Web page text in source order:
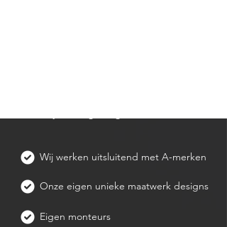
Wij werken uitsluitend met A-merken
Onze eigen unieke maatwerk designs
Eigen monteurs